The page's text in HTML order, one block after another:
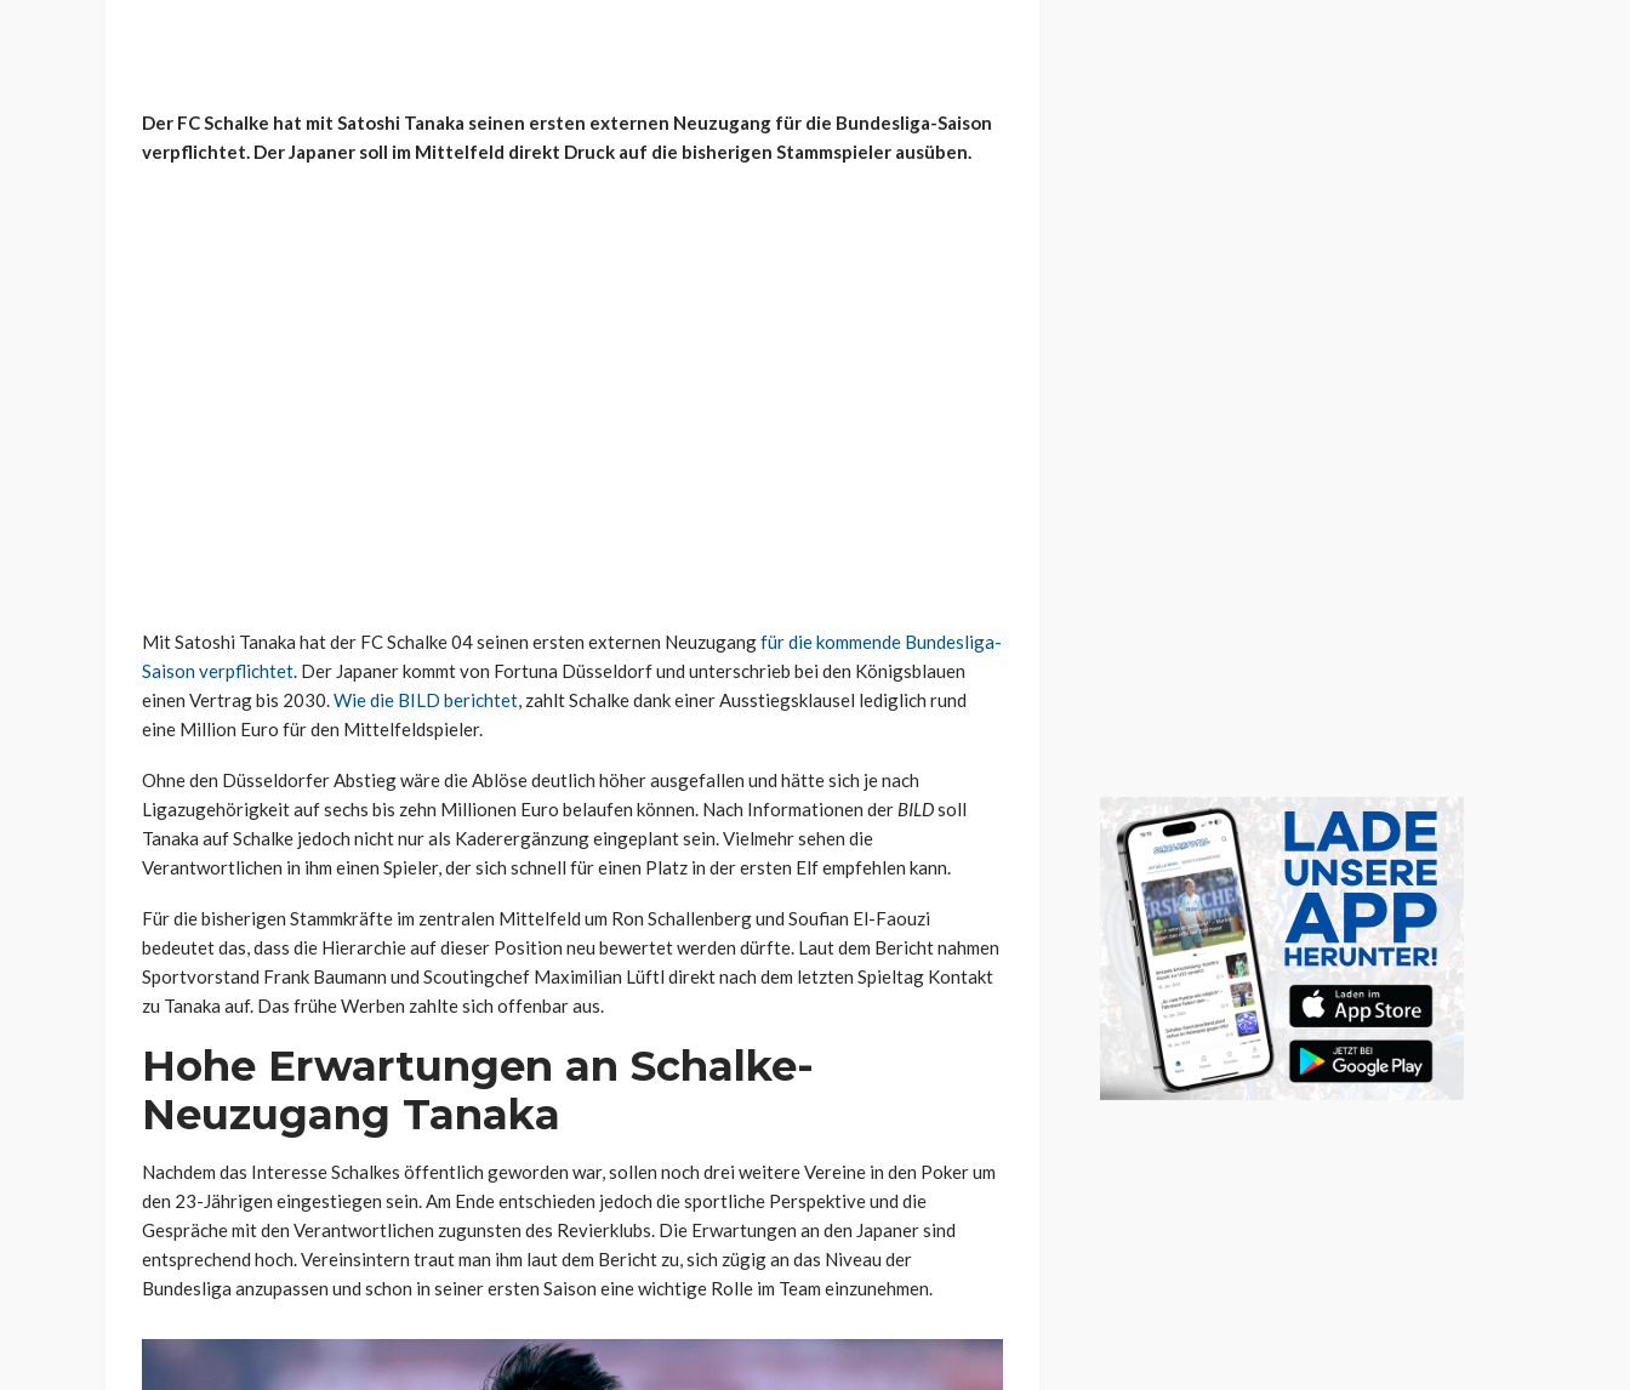
Der FC Schalke hat mit Satoshi Tanaka seinen ersten externen Neuzugang für die Bundesliga-Saison
verpflichtet. Der Japaner soll im Mittelfeld direkt Druck auf die bisherigen Stammspieler ausüben.
Mit Satoshi Tanaka hat der FC Schalke 04 seinen ersten externen Neuzugangfür die kommende Bundesliga-
Saison verpflichtet. Der Japaner kommt von Fortuna Düsseldorf und unterschrieb bei den Königsblauen
einen Vertrag bis 2030.Wie die BILD berichtet, zahlt Schalke dank einer Ausstiegsklausel lediglich rund
eine Million Euro für den Mittelfeldspieler.
Ohne den Düsseldorfer Abstieg wäre die Ablöse deutlich höher ausgefallen und hätte sich je nach
Ligazugehörigkeit auf sechs bis zehn Millionen Euro belaufen können. Nach Informationen der BILDsoll
Tanaka auf Schalke jedoch nicht nur als Kaderergänzung eingeplant sein. Vielmehr sehen die
Verantwortlichen in ihm einen Spieler, der sich schnell für einen Platz in der ersten Elf empfehlen kann.
Für die bisherigen Stammkräfte im zentralen Mittelfeld um Ron Schallenberg und Soufian El-Faouzi
bedeutet das, dass die Hierarchie auf dieser Position neu bewertet werden dürfte. Laut dem Bericht nahmen
Sportvorstand Frank Baumann und Scoutingchef Maximilian Lüftl direkt nach dem letzten Spieltag Kontakt
zu Tanaka auf. Das frühe Werben zahlte sich offenbar aus.
Hohe Erwartungen an Schalke-
Neuzugang Tanaka
Nachdem das Interesse Schalkes öffentlich geworden war, sollen noch drei weitere Vereine in den Poker um
den 23-Jährigen eingestiegen sein. Am Ende entschieden jedoch die sportliche Perspektive und die
Gespräche mit den Verantwortlichen zugunsten des Revierklubs. Die Erwartungen an den Japaner sind
entsprechend hoch. Vereinsintern traut man ihm laut dem Bericht zu, sich zügig an das Niveau der
Bundesliga anzupassen und schon in seiner ersten Saison eine wichtige Rolle im Team einzunehmen.